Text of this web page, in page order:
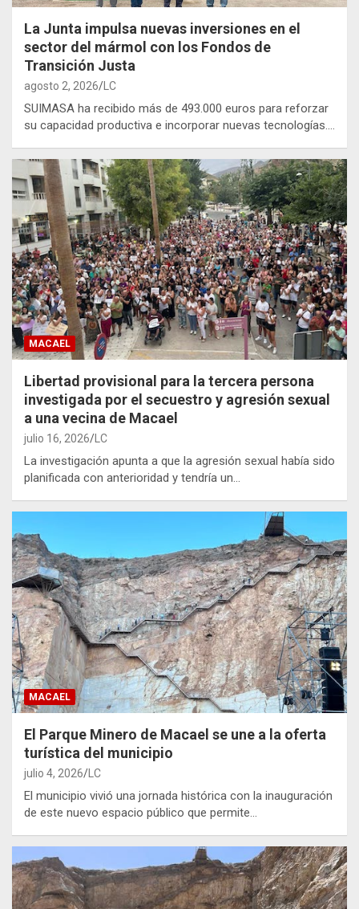
La Junta impulsa nuevas inversiones en el
sector del mármol con los Fondos de
Transición Justa
agosto 2, 2026 LC
SUIMASA ha recibido más de 493.000 euros para reforzar
su capacidad productiva e incorporar nuevas tecnologías.…
MACAEL
Libertad provisional para la tercera persona
investigada por el secuestro y agresión sexual
a una vecina de Macael
julio 16, 2026 LC
La investigación apunta a que la agresión sexual había sido
planificada con anterioridad y tendría un…
MACAEL
El Parque Minero de Macael se une a la oferta
turística del municipio
julio 4, 2026 LC
El municipio vivió una jornada histórica con la inauguración
de este nuevo espacio público que permite…